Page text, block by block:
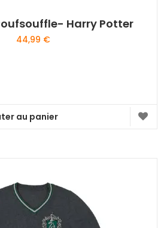
Harry Potter
44,99 €
au panier